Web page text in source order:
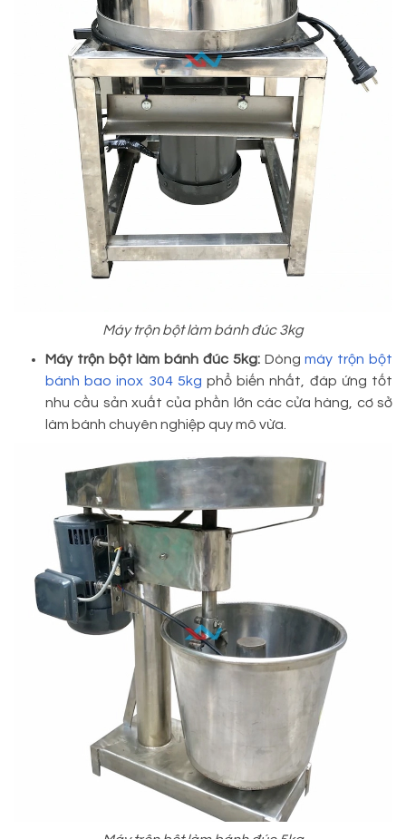
Máy trộn bột làm bánh đúc 3kg
Máy trộn bột làm bánh đúc 5kg:Dòngmáy trộn bột
bánh bao inox 304 5kg phổ biến nhất, đáp ứng tốt
nhu cầu sản xuất của phần lớn các cửa hàng, cơ sở
làm bánh chuyên nghiệp quy mô vừa.